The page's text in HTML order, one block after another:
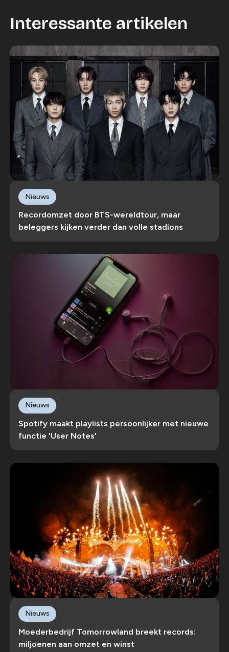
Interessante artikelen
Recordomzet door BTS-wereldtour, maar
beleggers kijken verder dan volle stadions
Nieuws
Spotify maakt playlists persoonlijker met nieuwe
functie 'User Notes'
Nieuws
Moederbedrijf Tomorrowland breekt records:
miljoenen aan omzet en winst
Nieuws